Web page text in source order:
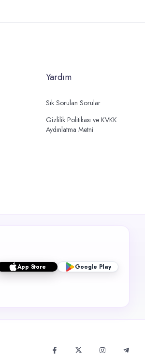
Yardım
Sık Sorulan Sorular
Gizlilik Politikası ve KVKK
Aydınlatma Metni
App Store Google Play